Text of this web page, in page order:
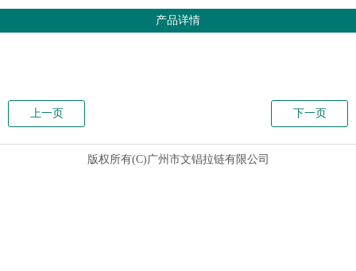
产品详情
上一页 下一页
版权所有(C)广州市文锠拉链有限公司